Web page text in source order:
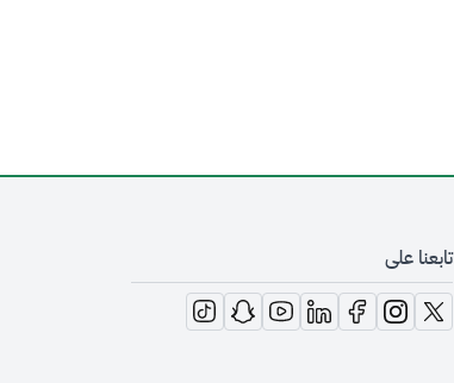
تابعنا على
opens in new window
opens in new window
opens in new window
opens in new window
opens in new window
opens in new window
opens in new window